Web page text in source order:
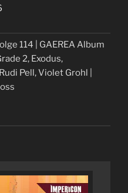
114 | GAEREA Album
2, Exodus,
Pell, Violet Grohl |